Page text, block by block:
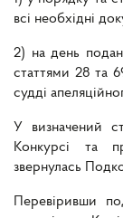
всі необхідні
2) на день
статтями 28 та
судді
У визначений
Конкурсі та
звернулась
Перевіривши